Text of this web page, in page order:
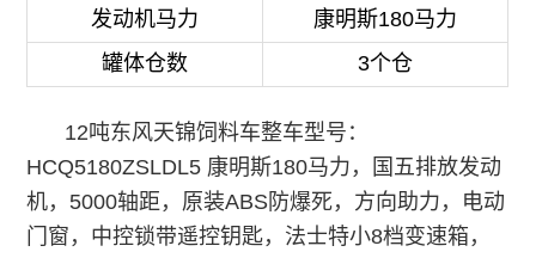
发动机马力
康明斯180马力
罐体仓数
3个仓
12吨东风天锦饲料车整车型号：
HCQ5180ZSLDL5 康明斯180马力，国五排放发动
机，5000轴距，原装ABS防爆死，方向助力，电动
门窗，中控锁带遥控钥匙，法士特小8档变速箱，